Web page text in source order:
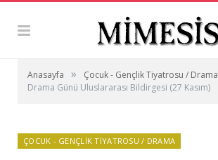
Anasayfa » Çocuk - Gençlik Tiyatrosu / Drama
Drama Günü Uluslararası Bildirgesi (27 Kasım)
ÇOCUK - GENÇLIK TIYATROSU / DRAMA